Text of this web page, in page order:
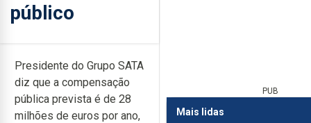
público
Presidente do Grupo SATA
diz que a compensação
pública prevista é de 28
milhões de euros por ano,
PUB
Mais lidas